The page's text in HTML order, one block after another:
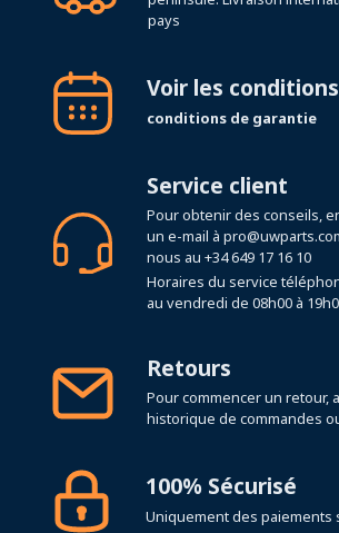
pays
Voir les conditions
conditions de garantie
Service client
Pour obtenir des conseils,
un e-mail à
nous au +34 649 17 16 10
Horaires du service
au vendredi de 08h00 à
Retours
Pour commencer un retour,
historique de commandes
100% Sécurisé
Uniquement des paiements